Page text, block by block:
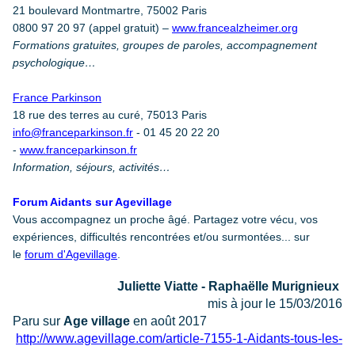
21 boulevard Montmartre, 75002 Paris
0800 97 20 97 (appel gratuit) – www.francealzheimer.org
Formations gratuites, groupes de paroles, accompagnement
psychologique…
France Parkinson
18 rue des terres au curé, 75013 Paris
info@franceparkinson.fr - 01 45 20 22 20
- www.franceparkinson.fr
Information, séjours, activités…
Forum Aidants sur Agevillage
Vous accompagnez un proche âgé. Partagez votre vécu, vos
expériences, difficultés rencontrées et/ou surmontées... sur
le forum d'Agevillage
Juliette Viatte - Raphaëlle Murignieux
mis à jour le 15/03/2016
Paru sur Age village en août 2017
http://www.agevillage.com/article-7155-1-Aidants-tous-les-